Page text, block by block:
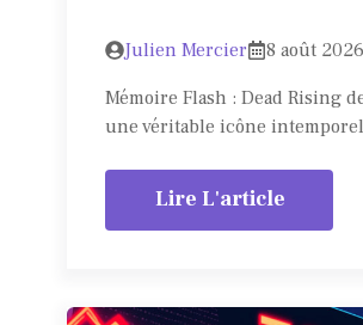
Julien Mercier
8 août 2026
Mémoire Flash : Dead Rising
une véritable icône
Lire L'article